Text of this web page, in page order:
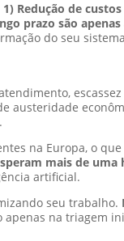
1) Redução de
prazo são apenas
do seu
escassez
austeridade
na Europa, o
mais de uma
artificial.
seu trabalho.
apenas na triagem